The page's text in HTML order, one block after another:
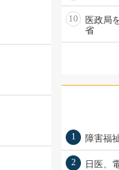
10
医政局
省
1 障害福
2 日医、